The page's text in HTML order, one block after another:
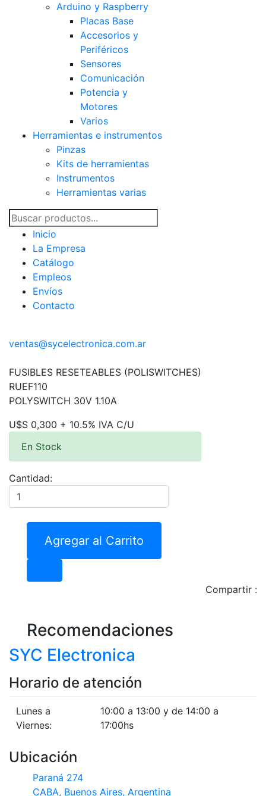
Arduino y Raspberry
Placas Base
Accesorios y
Periféricos
Sensores
Comunicación
Potencia y
Motores
Varios
Herramientas e instrumentos
Pinzas
Kits de herramientas
Instrumentos
Herramientas varias
Inicio
La Empresa
Catálogo
Empleos
Envíos
Contacto
ventas@sycelectronica.com.ar
FUSIBLES RESETEABLES (POLISWITCHES)
RUEF110
POLYSWITCH 30V 1.10A
U$S 0,300 + 10.5% IVA C/U
En Stock
Cantidad:
Agregar al Carrito
Compartir :
Recomendaciones
SYC Electronica
Horario de atención
Lunes a
Viernes:
10:00 a 13:00 y de 14:00 a
17:00hs
Ubicación
Paraná 274
CABA, Buenos Aires, Argentina